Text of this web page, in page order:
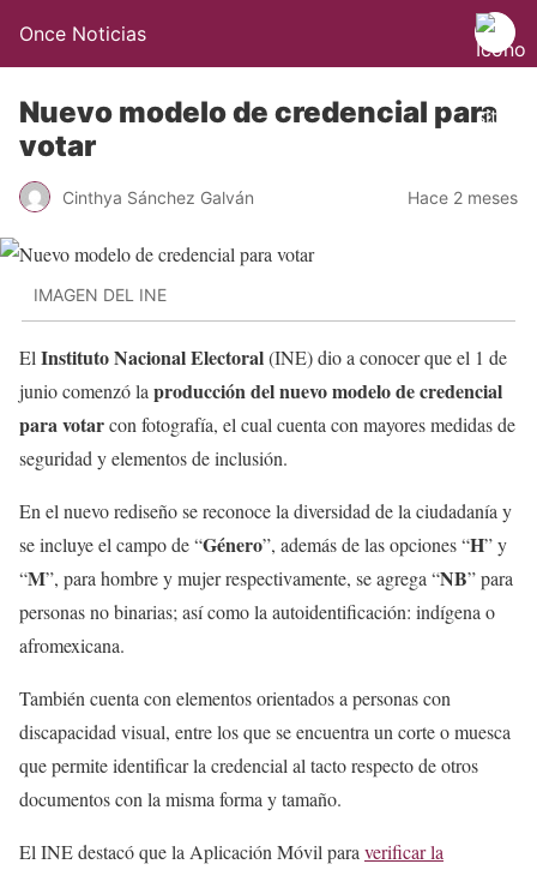
Once Noticias
Nuevo modelo de credencial para
votar
Cinthya Sánchez Galván Hace 2 meses
IMAGEN DEL INE
El Instituto Nacional Electoral(INE) dio a conocer que el 1 de
junio comenzó la producción del nuevo modelo de credencial
para votarcon fotografía, el cual cuenta con mayores medidas de
seguridad y elementos de inclusión.
En el nuevo rediseño se reconoce la diversidad de la ciudadanía y
se incluye el campo de “Género”, además de las opciones “H” y
“M”, para hombre y mujer respectivamente, se agrega “NB” para
personas no binarias; así como la autoidentificación: indígena o
afromexicana.
También cuenta con elementos orientados a personas con
discapacidad visual, entre los que se encuentra un corte o muesca
que permite identificar la credencial al tacto respecto de otros
documentos con la misma forma y tamaño.
El INE destacó que la Aplicación Móvil para verificar la